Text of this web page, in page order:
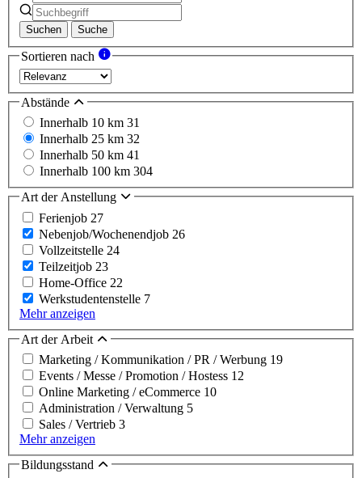
Suchen Suche
Sortieren nach
Abstände
Innerhalb 10 km 31
Innerhalb 25 km 32
Innerhalb 50 km 41
Innerhalb 100 km 304
Art der Anstellung
Ferienjob 27
Nebenjob/Wochenendjob 26
Vollzeitstelle 24
Teilzeitjob 23
Home-Office 22
Werkstudentenstelle 7
Mehr anzeigen
Art der Arbeit
Marketing / Kommunikation / PR / Werbung 19
Events / Messe / Promotion / Hostess 12
Online Marketing / eCommerce 10
Administration / Verwaltung 5
Sales / Vertrieb 3
Mehr anzeigen
Bildungsstand